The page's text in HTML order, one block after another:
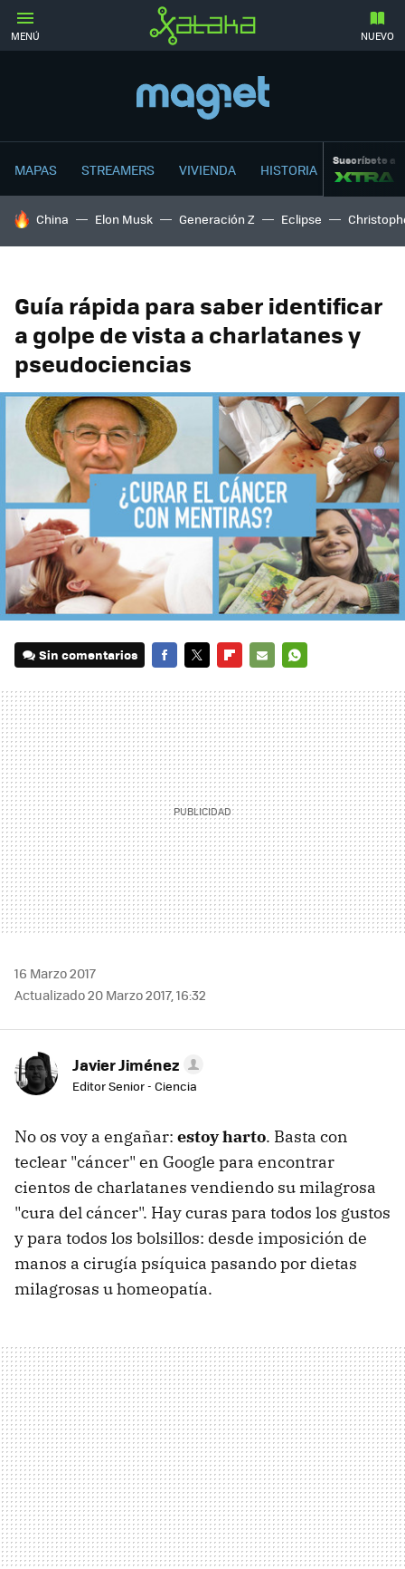
MENÚ NUEVO
MAPAS STREAMERS VIVIENDA HISTORIA Suscríbete a
HOY SE HABLA DE
China Elon Musk Generación Z Eclipse
Guía rápida para saber identificar
a golpe de vista a charlatanes y
pseudociencias
Sin comentarios
MAIL
16 Marzo 2017
Actualizado 20 Marzo 2017, 16:32
Javier Jiménez
Editor Senior - Ciencia
No os voy a engañar: estoy harto. Basta con
teclear "cáncer" en Google para encontrar
cientos de charlatanes vendiendo su milagrosa
"cura del cáncer". Hay curas para todos los gustos
y para todos los bolsillos: desde imposición de
manos a cirugía psíquica pasando por dietas
milagrosas u homeopatía.